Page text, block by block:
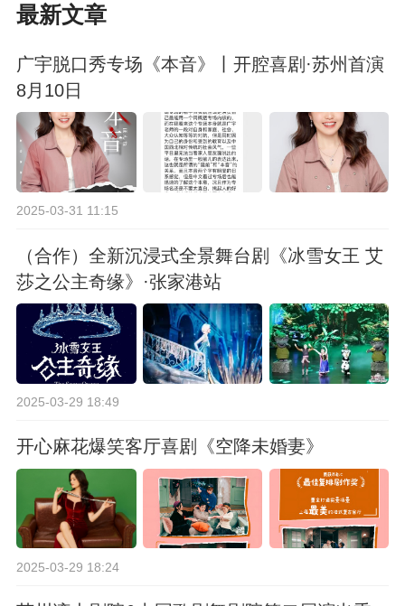
最新文章
广宇脱口秀专场《本音》丨开腔喜剧·苏州首演
8月10日
2025-03-31 11:15
（合作）全新沉浸式全景舞台剧《冰雪女王 艾
莎之公主奇缘》·张家港站
2025-03-29 18:49
开心麻花爆笑客厅喜剧《空降未婚妻》
2025-03-29 18:24